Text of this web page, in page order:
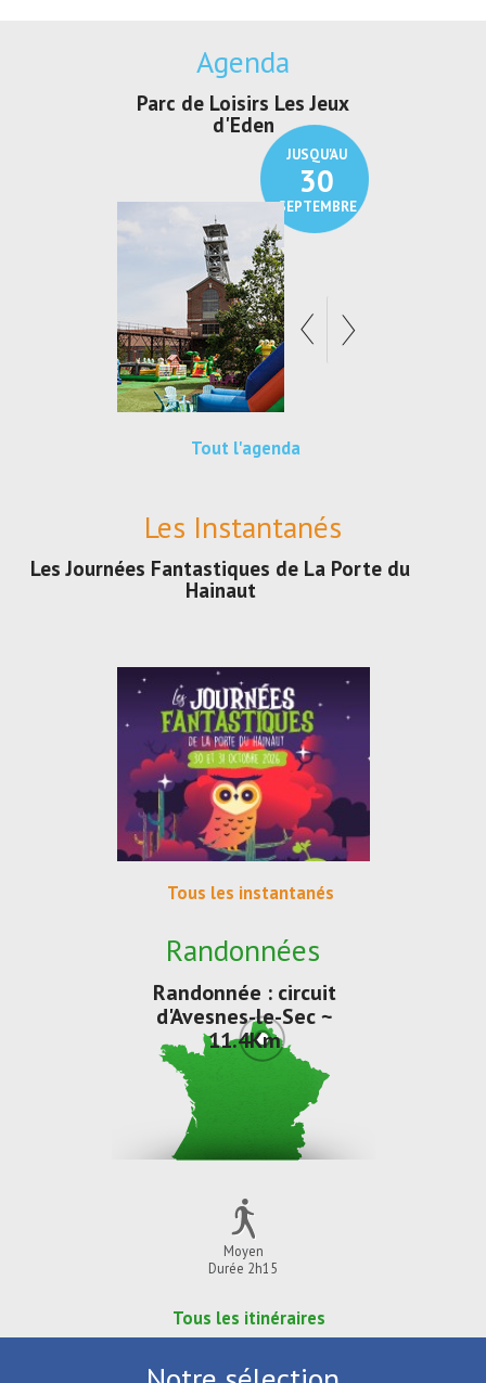
Agenda
JUSQU'AU
30
SEPTEMBRE
Parc de Loisirs Les Jeux
d'Eden
Tout l'agenda
Les Instantanés
Les Journées Fantastiques de La Porte du
Hainaut
Tous les instantanés
Randonnées
Randonnée : circuit
d'Avesnes-le-Sec ~
11.4Km
Moyen
Durée 2h15
Tous les itinéraires